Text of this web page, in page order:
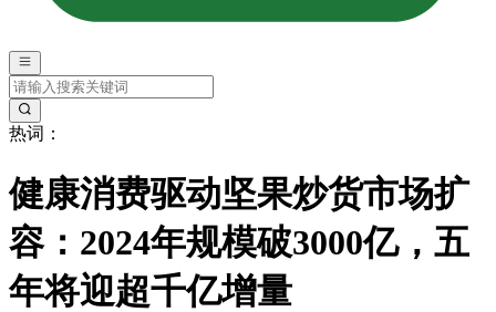
热词：
健康消费驱动坚果炒货市场扩
容：2024年规模破3000亿，五
年将迎超千亿增量